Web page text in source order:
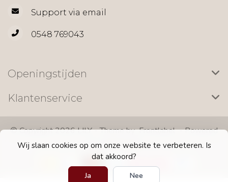
Wij slaan cookies op om onze website te verbeteren. Is
dat akkoord?
Ja Nee
Support via email
0548 769043
Openingstijden
Klantenservice
© Copyright 2026 LILY - Theme byFrontlabel- Powered
byLightspeed